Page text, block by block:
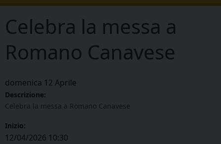
Celebra la messa a
Romano Canavese
domenica 12 Aprile
Descrizione:
Celebra la messa a Romano Canavese
Inizio:
12/04/2026 10:30